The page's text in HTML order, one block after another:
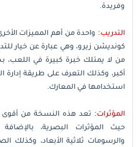
وفريدة.
التدريب: واحدة من أهم المميزات
كونديشن زيرو، وهي عبارة عن خيار
من لا يمتلك خبرة كبيرة في
أكبر، وكذلك التعرف على طريقة إدارة
استخدامها في المعارك.
المؤثرات: تعد هذه النسخة من أقوى
حيث المؤثرات البصرية،
والرسومات ثلاثية الأبعاد، وكذلك